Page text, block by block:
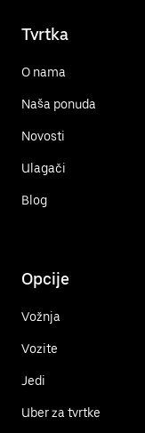
Tvrtka
O nama
Naša ponuda
Novosti
Ulagači
Blog
Opcije
Vožnja
Vozite
Jedi
Uber za tvrtke